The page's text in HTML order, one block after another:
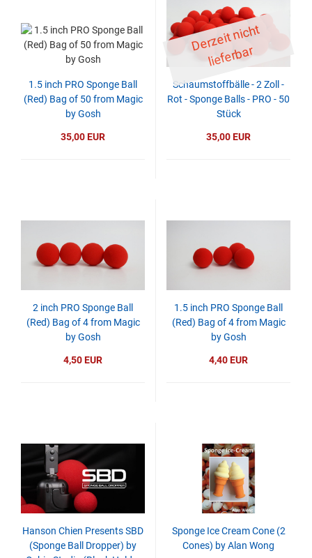
1.5 inch PRO Sponge Ball
(Red) Bag of 50 from Magic
by Gosh
35,00 EUR
D
er
z
eit
ni
c
ht
li
ef
er
b
ar
Schaumstoffbälle - 2 Zoll -
Rot - Sponge Balls - PRO - 50
Stück
35,00 EUR
2 inch PRO Sponge Ball
(Red) Bag of 4 from Magic
by Gosh
4,50 EUR
1.5 inch PRO Sponge Ball
(Red) Bag of 4 from Magic
by Gosh
4,40 EUR
Hanson Chien Presents SBD
(Sponge Ball Dropper) by
Sponge Ice Cream Cone (2
Cones) by Alan Wong